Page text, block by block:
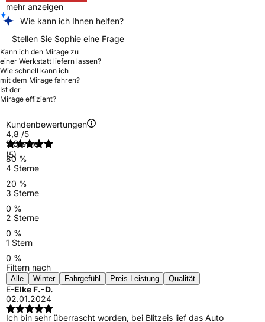
mehr anzeigen
Wie kann ich Ihnen helfen?
Stellen Sie Sophie eine Frage
Kann ich den Mirage zu
einer Werkstatt liefern lassen?
Wie schnell kann ich
mit dem Mirage fahren?
Ist der
Mirage effizient?
Kundenbewertungen
4,8 /5
(5)
5 Sterne
80 %
4 Sterne
20 %
3 Sterne
0 %
2 Sterne
0 %
1 Stern
0 %
Filtern nach
Alle Winter Fahrgefühl Preis-Leistung Qualität
E-Elke F.-D.
02.01.2024
Ich bin sehr überrascht worden, bei Blitzeis lief das Auto